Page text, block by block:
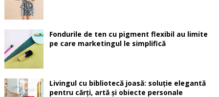
Fondurile de ten cu pigment flexibil au limite
pe care marketingul le simplifică
Livingul cu bibliotecă joasă: soluție elegantă
pentru cărți, artă și obiecte personale